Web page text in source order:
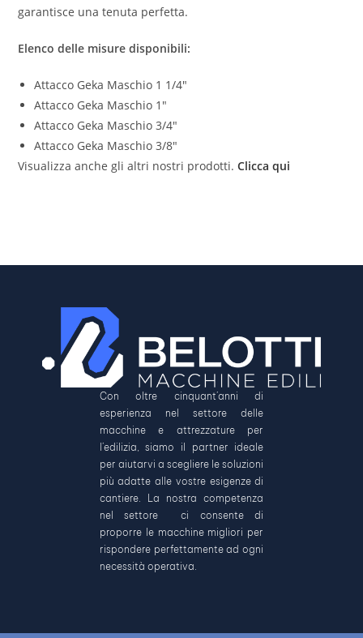
garantisce una tenuta perfetta.
Elenco delle misure disponibili:
Attacco Geka Maschio 1 1/4″
Attacco Geka Maschio 1″
Attacco Geka Maschio 3/4″
Attacco Geka Maschio 3/8″
Visualizza anche gli altri nostri prodotti.Clicca qui
Con oltre cinquant’anni di
esperienza nel settore delle
macchine e attrezzature per
l’edilizia, siamo il partner ideale
per aiutarvi a scegliere le soluzioni
più adatte alle vostre esigenze di
cantiere. La nostra competenza
nel settore ci consente di
proporre le macchine migliori per
rispondere perfettamente ad ogni
necessità operativa.